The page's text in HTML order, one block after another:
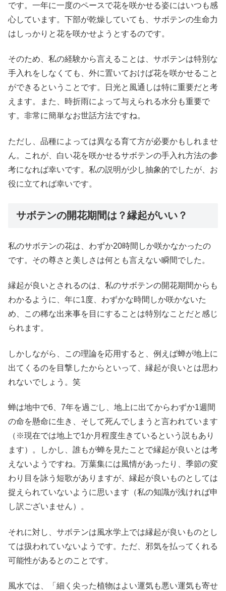
です。一年に一度のペースで花を咲かせる姿にはいつも感
心しています。下部が乾燥していても、サボテンの生命力
はしっかりと花を咲かせようとするのです。
そのため、私の経験から言えることは、サボテンは特別な
手入れをしなくても、外に置いておけば花を咲かせること
ができるということです。日光と風通しは特に重要だと考
えます。また、時折雨によって与えられる水分も重要で
す。非常に簡単なお世話方法ですね。
ただし、品種によっては異なる育て方が必要かもしれませ
ん。これが、白い花を咲かせるサボテンの手入れ方法の参
考になれば幸いです。私の説明が少し抽象的でしたが、お
役に立てれば幸いです。
サボテンの開花期間は？縁起がいい？
私のサボテンの花は、わずか20時間しか咲かなかったの
です。その尊さと美しさは何とも言えない瞬間でした。
縁起が良いとされるのは、私のサボテンの開花期間からも
わかるように、年に1度、わずかな時間しか咲かないた
め、この稀な出来事を目にすることは特別なことだと感じ
られます。
しかしながら、この理論を応用すると、例えば蝉が地上に
出てくるのを目撃したからといって、縁起が良いとは思わ
れないでしょう。笑
蝉は地中で6、7年を過ごし、地上に出てからわずか1週間
の命を懸命に生き、そして死んでしまうと言われています
（※現在では地上で1か月程度生きているという説もあり
ます）。しかし、誰もが蝉を見たことで縁起が良いとは考
えないようですね。万葉集には風情があったり、季節の変
わり目を詠う短歌がありますが、縁起が良いものとしては
捉えられていないように思います（私の知識が浅ければ申
し訳ございません）。
それに対し、サボテンは風水学上では縁起が良いものとし
ては扱われていないようです。ただ、邪気を払ってくれる
可能性があるとのことです。
風水では、「細く尖った植物はよい運気も悪い運気も寄せ